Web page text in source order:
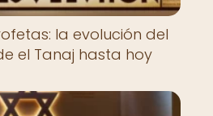
la evolución del
el Tanaj hasta hoy